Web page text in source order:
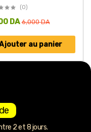
(0)
6,000DA
DA
au panier
2 et 8 jours.